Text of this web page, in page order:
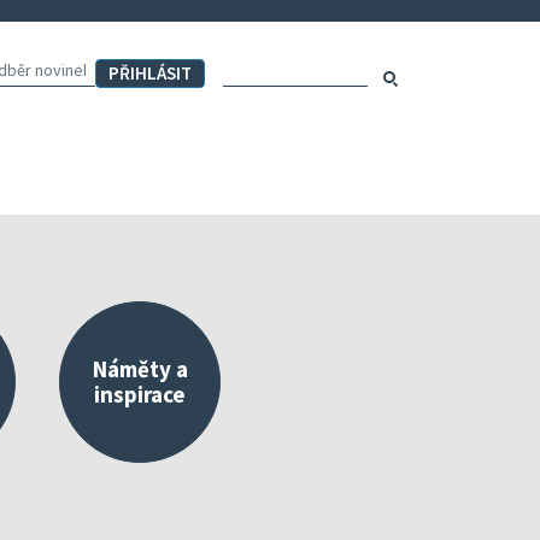
Hledat
Náměty a
inspirace